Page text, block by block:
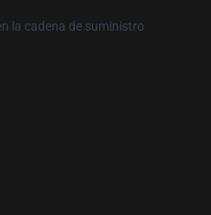
la cadena de suministro